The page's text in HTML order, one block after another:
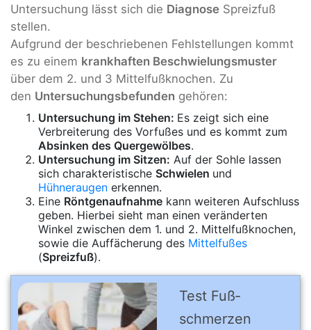
Untersuchung lässt sich die Diagnose Spreizfuß
stellen.
Aufgrund der beschriebenen Fehlstellungen kommt
es zu einem krankhaften Beschwielungsmuster
über dem 2. und 3 Mittelfußknochen. Zu
den Untersuchungsbefunden gehören:
Untersuchung im Stehen: Es zeigt sich eine
Verbreiterung des Vorfußes und es kommt zum
Absinken des Quergewölbes.
Untersuchung im Sitzen: Auf der Sohle lassen
sich charakteristische Schwielen und
Hühneraugen erkennen.
Eine Röntgenaufnahme kann weiteren Aufschluss
geben. Hierbei sieht man einen veränderten
Winkel zwischen dem 1. und 2. Mittelfußknochen,
sowie die Auffächerung des Mittelfußes
(Spreizfuß).
Test Fuß­
schmerzen